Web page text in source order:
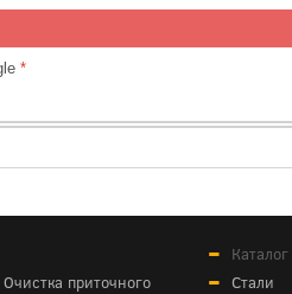
*
Очистка приточного
Стали